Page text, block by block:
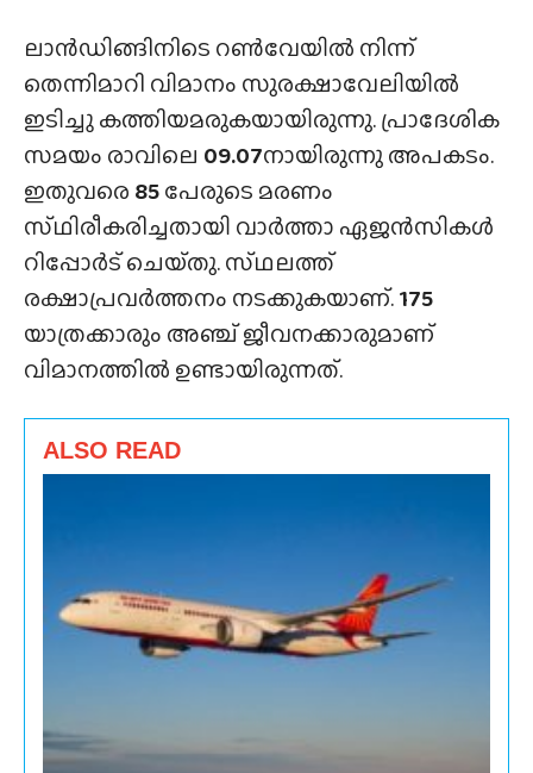
ലാൻഡിങ്ങിനിടെ റൺവേയിൽ നിന്ന്
തെന്നിമാറി വിമാനം സുരക്ഷാവേലിയിൽ
ഇടിച്ചു കത്തിയമരുകയായിരുന്നു. പ്രാദേശിക
സമയം രാവിലെ 09.07നായിരുന്നു അപകടം.
ഇതുവരെ 85പേരുടെ മരണം
സ്‌ഥിരീകരിച്ചതായി വാർത്താ ഏജൻസികൾ
റിപ്പോർട് ചെയ്‌തു. സ്‌ഥലത്ത്‌
രക്ഷാപ്രവർത്തനം നടക്കുകയാണ്.175
യാത്രക്കാരും അഞ്ച് ജീവനക്കാരുമാണ്
വിമാനത്തിൽ ഉണ്ടായിരുന്നത്.
ALSO READ